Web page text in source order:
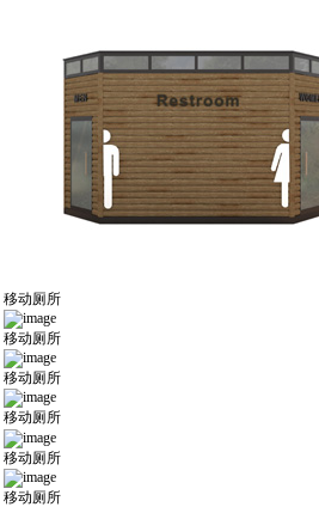
移动厕所
移动厕所
移动厕所
移动厕所
移动厕所
移动厕所